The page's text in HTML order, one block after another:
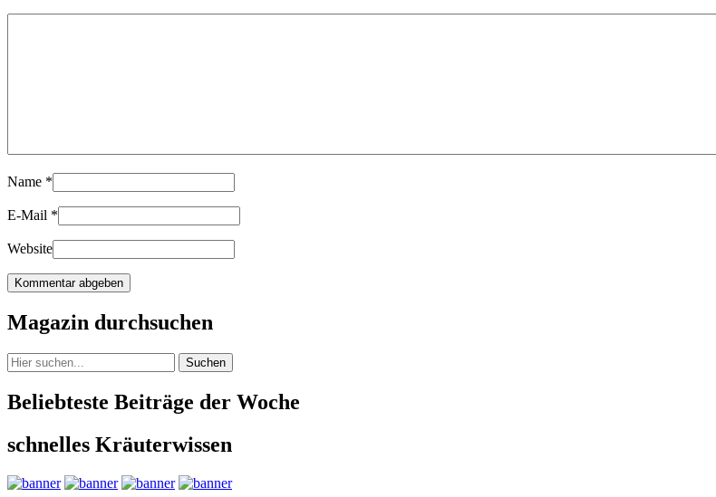
Name *
E-Mail *
Website
Magazin durchsuchen
Suchen
Beliebteste Beiträge der Woche
schnelles Kräuterwissen